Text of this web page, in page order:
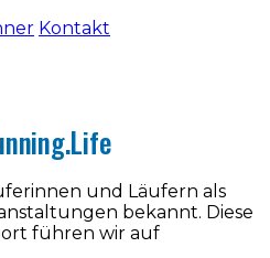
Kontakt
und Läufern als
bekannt. Diese
führen wir auf